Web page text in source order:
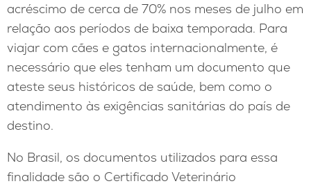
acréscimo de cerca de 70% nos meses de julho em
relação aos períodos de baixa temporada. Para
viajar com cães e gatos internacionalmente, é
necessário que eles tenham um documento que
ateste seus históricos de saúde, bem como o
atendimento às exigências sanitárias do país de
destino.
No Brasil, os documentos utilizados para essa
finalidade são o Certificado Veterinário